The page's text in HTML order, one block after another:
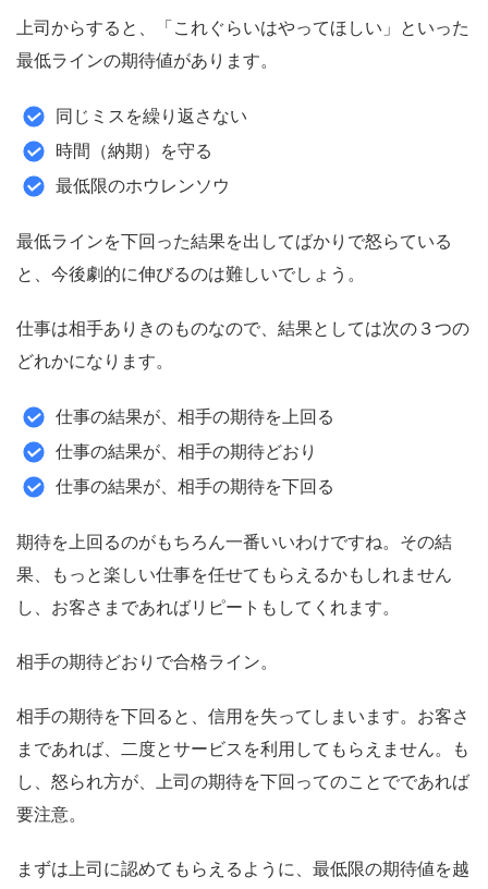
上司からすると、「これぐらいはやってほしい」といった
最低ラインの期待値があります。
同じミスを繰り返さない
時間（納期）を守る
最低限のホウレンソウ
最低ラインを下回った結果を出してばかりで怒らている
と、今後劇的に伸びるのは難しいでしょう。
仕事は相手ありきのものなので、結果としては次の３つの
どれかになります。
仕事の結果が、相手の期待を上回る
仕事の結果が、相手の期待どおり
仕事の結果が、相手の期待を下回る
期待を上回るのがもちろん一番いいわけですね。その結
果、もっと楽しい仕事を任せてもらえるかもしれません
し、お客さまであればリピートもしてくれます。
相手の期待どおりで合格ライン。
相手の期待を下回ると、信用を失ってしまいます。お客さ
まであれば、二度とサービスを利用してもらえません。も
し、怒られ方が、上司の期待を下回ってのことでであれば
要注意。
まずは 上司に認めてもらえるように、最低限の期待値を越